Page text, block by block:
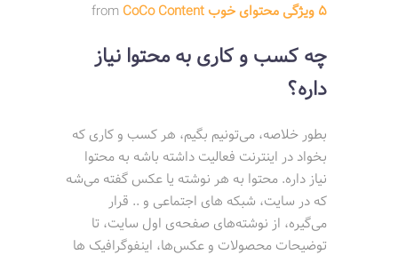
5 ویژگی محتوای خوب from CoCo Content
چه کسب و کاری به محتوا نیاز
داره؟
بطور خلاصه، می‌تونیم بگیم، هر کسب و کاری که
بخواد در اینترنت فعالیت داشته باشه به محتوا
نیاز داره. محتوا به هر نوشته یا عکس گفته می‌شه
که در سایت، شبکه های اجتماعی و .. قرار
می‌گیره، از نوشته‌های صفحه‌ی اول سایت، تا
توضیحات محصولات و عکس‌ها، اینفوگرافیک ها